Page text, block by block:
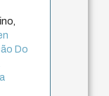
Do